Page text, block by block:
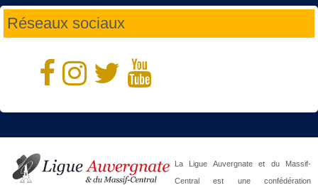
Réseaux sociaux
La Ligue Auvergnate et du Massif-
Central est une confédération